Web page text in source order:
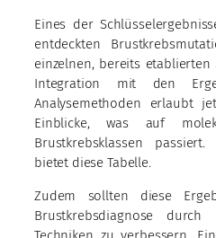
Eines der
entdeckten
einzelnen, bereits etablierten
Integration mit den
Analysemethoden erlaubt
Einblicke, was auf
Brustkrebsklassen
bietet diese Tabelle.
Zudem sollten diese
Brustkrebsdiagnose durch